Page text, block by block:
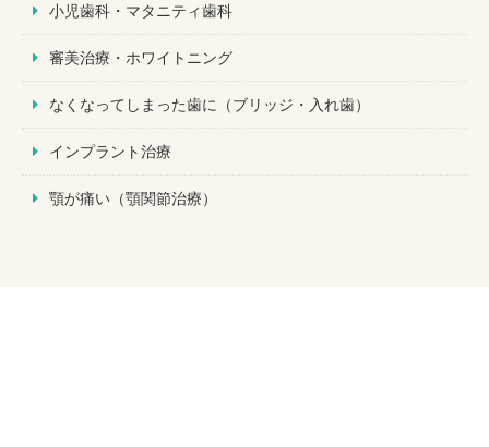
小児歯科・マタニティ歯科
審美治療・ホワイトニング
なくなってしまった歯に（ブリッジ・入れ歯）
インプラント治療
顎が痛い（顎関節治療）